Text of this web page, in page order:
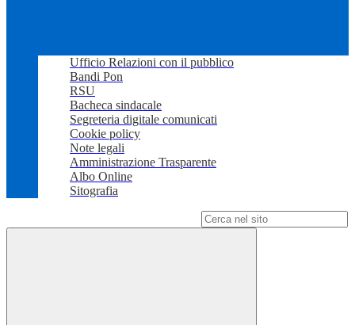
Ufficio Relazioni con il pubblico
Bandi Pon
RSU
Bacheca sindacale
Segreteria digitale comunicati
Cookie policy
Note legali
Amministrazione Trasparente
Albo Online
Sitografia